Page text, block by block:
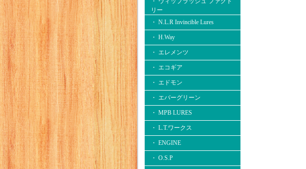
リー
・ N.L.R Invincible Lures
・ H.Way
・ エレメンツ
・ エコギア
・ エドモン
・ エバーグリーン
・ MPB LURES
・ L.T.ワークス
・ ENGINE
・ O.S.P